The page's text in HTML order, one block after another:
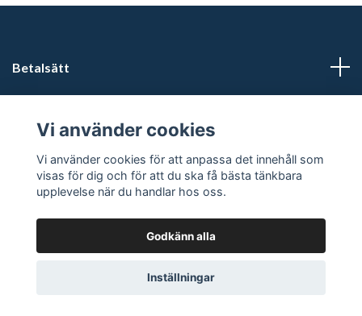
Betalsätt
Sociala medier
© 2026 FörfriskningarPowered by Quickbutik
Vi använder cookies
Vi använder cookies för att anpassa det innehåll som
visas för dig och för att du ska få bästa tänkbara
upplevelse när du handlar hos oss.
Godkänn alla
Inställningar